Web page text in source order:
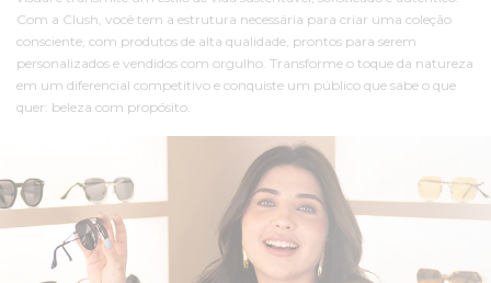
Com a Clush, você tem a estrutura necessária para criar uma coleção
consciente, com produtos de alta qualidade, prontos para serem
personalizados e vendidos com orgulho. Transforme o toque da natureza
em um diferencial competitivo e conquiste um público que sabe o que
quer: beleza com propósito.